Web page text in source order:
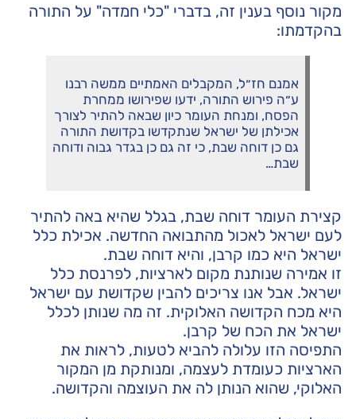
מקור נוסף בענין זה, בדברי "כלי חמדה" על התורה
בהקדמתו:
אמנם חז״ל, המקבלים האמתיים ממשה רבנו
ע״ה פירוש התורה, ידעו שפירושו ממחרת
הפסח, ומנחת העומר כיון שבאה להתיר לצורך
אכילתן של ישראל שנתקדשו בקדושת התורה
גם כן דוחה שבת, כי זה גם כן בגדר גבוה ודוחה
שבת…
קצירת העומר דוחה שבת, בגלל שהיא באה להתיר
לעם ישראל לאכול מהתבואה החדשה. אכילת כלל
ישראל היא כמו קרבן, והיא דוחה שבת.
זו אמירה שנותנת מקום לארציות, לפרנסת כלל
ישראל. אבל אנו צריכים להבין שקדושת עם ישראל
היא מכח הקדושה האלוקית. זה מה שנותן לכלל
ישראל את הכח של קרבן.
התפיסה הזו עלולה להביא לטעות, לראות את
הארציות כעומדת לעצמה, ומנותקת מן המקור
האלוקי, שהוא הנותן לה את העוצמה והקדושה.